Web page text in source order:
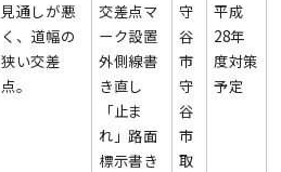
見通しが悪
く、道幅の
狭い交差
点。
交差点マ
ーク設置
外側線書
き直し
「止ま
れ」路面
標示書き
守
谷
市
守
谷
市
取
平成
28年
度対策
予定